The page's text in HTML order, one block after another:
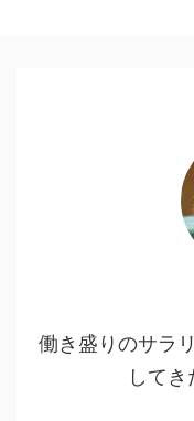
が飛び込んできます。 今日
働き盛りのサラ
してき